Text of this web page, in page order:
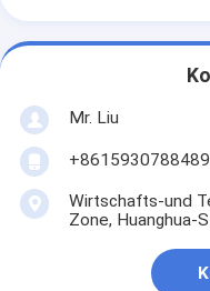
Mr. Liu
+8615930788489
Wirtschafts-und
Zone, Huanghua-